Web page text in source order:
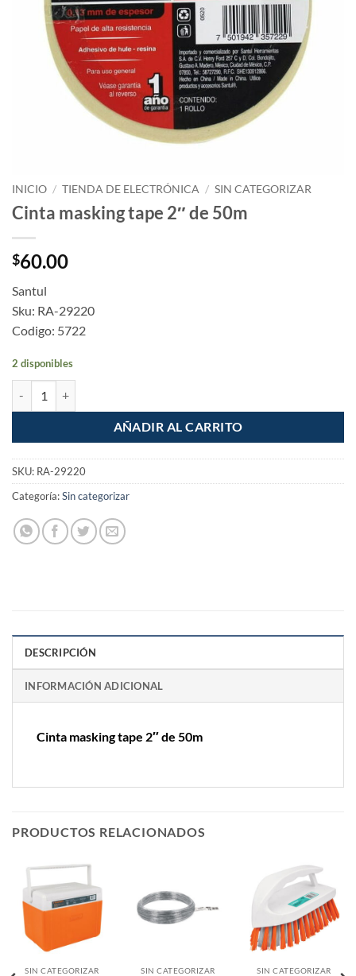
INICIO / TIENDA DE ELECTRÓNICA / SIN CATEGORIZAR
Cinta masking tape 2″ de 50m
$60.00
Santul
Sku: RA-29220
Codigo: 5722
2 disponibles
AÑADIR AL CARRITO
SKU: RA-29220
Categoría:Sin categorizar
DESCRIPCIÓN
INFORMACIÓN ADICIONAL
Cinta masking tape 2″ de 50m
PRODUCTOS RELACIONADOS
SIN CATEGORIZAR SIN CATEGORIZAR SIN CATEGORIZAR